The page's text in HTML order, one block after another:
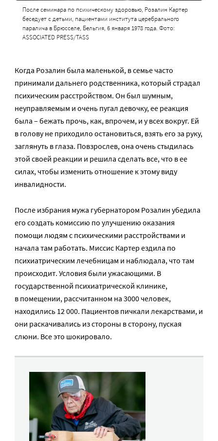
После семинара по психическому здоровью, Розалин Картер
беседует с детьми, пациентами института церебрального
паралича в Брюсселе, Бельгия, 6 января 1978 года. Фото:
ASSOCIATED PRESS/TASS
Когда Розалин была маленькой, в семье часто
принимали дальнего родственника, который страдал
психическим расстройством. Он был шумным,
неуправляемым и очень пугал девочку, ее реакция
была – бежать прочь, как, впрочем, и у всех вокруг. Ей
в голову не приходило остановиться, взять его за руку,
заглянуть в глаза. Повзрослев, она очень стыдилась
этой своей реакции и решила сделать все, что в ее
силах, чтобы изменить отношение к этому виду
инвалидности.
После избрания мужа губернатором Розалин убедила
его создать комиссию по улучшению оказания
помощи людям с психическими расстройствами и
начала там работать. Миссис Картер ездила по
психиатрическим лечебницам и наблюдала, что там
происходит. Условия были ужасающими. В
государственной психиатрической клинике,
в помещении, рассчитанном на 3000 человек,
находились 12 000. Пациентов пичкали лекарствами, и
они раскачивались из стороны в сторону, пуская
слюни. Все это шокировало.